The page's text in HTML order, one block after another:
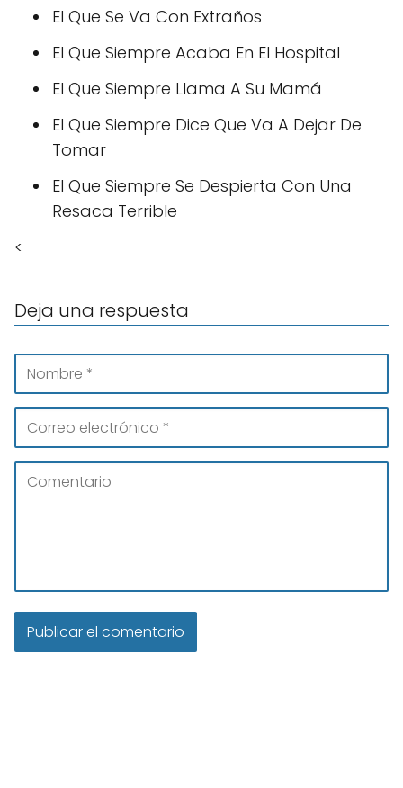
El Que Se Va Con Extraños
El Que Siempre Acaba En El Hospital
El Que Siempre Llama A Su Mamá
El Que Siempre Dice Que Va A Dejar De
Tomar
El Que Siempre Se Despierta Con Una
Resaca Terrible
<
Deja una respuesta